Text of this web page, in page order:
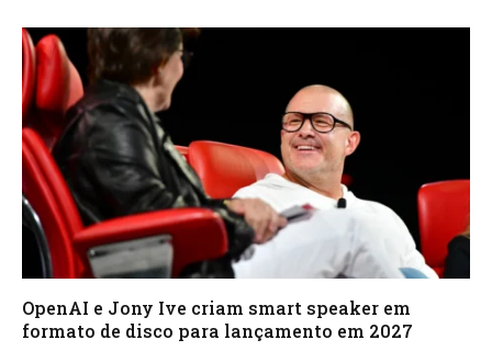
OpenAI e Jony Ive criam smart speaker em
formato de disco para lançamento em 2027